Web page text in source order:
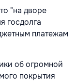
"на дворе
госдолга
платежам
об огромной
покрытия